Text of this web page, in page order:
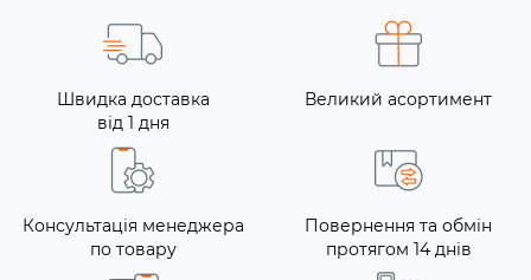
Швидка доставка
від 1 дня
Великий асортимент
Консультація менеджера
по товару
Повернення та обмін
протягом 14 днів